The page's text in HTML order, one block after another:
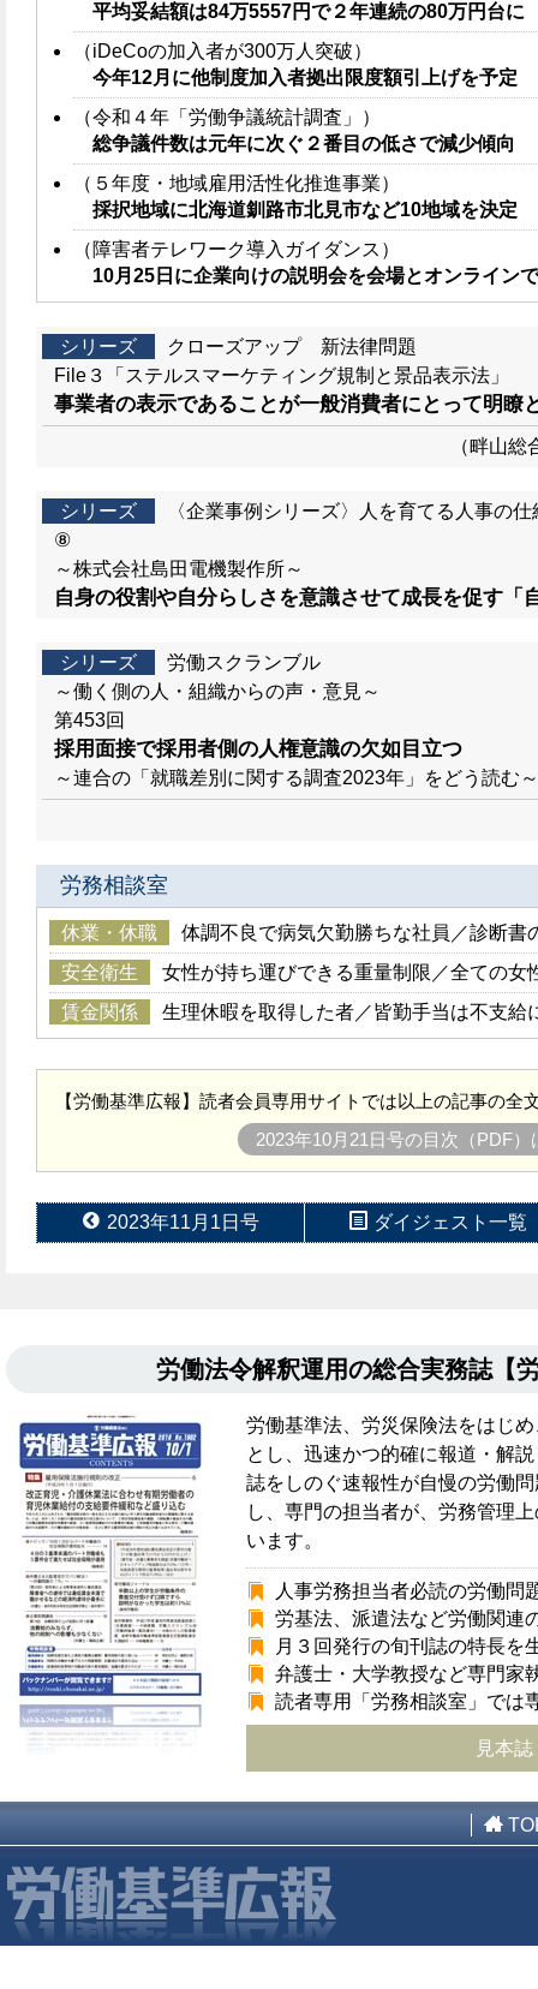
平均妥結額は84万5557円で２年連続の80万円台に
（iDeCoの加入者が300万人突破）
今年12月に他制度加入者拠出限度額引上げを予定
（令和４年「労働争議統計調査」）
総争議件数は元年に次ぐ２番目の低さで減少傾向
（５年度・地域雇用活性化推進事業）
採択地域に北海道釧路市北見市など10地域を決定
（障害者テレワーク導入ガイダンス）
10月25日に企業向けの説明会を会場とオンラインで
シリーズ
クローズアップ 新法律問題
File３「ステルスマーケティング規制と景品表示法」
事業者の表示であることが一般消費者にとって明瞭
（畔山
シリーズ
〈企業事例シリーズ〉人を育てる人事の仕
⑧
～株式会社島田電機製作所～
自身の役割や自分らしさを意識させて成長を促す「
シリーズ
労働スクランブル
～働く側の人・組織からの声・意見～
第453回
採用面接で採用者側の人権意識の欠如目立つ
～連合の「就職差別に関する調査2023年」をどう読む～
労務相談室
休業・休職
体調不良で病気欠勤勝ちな社員／診断書
安全衛生
女性が持ち運びできる重量制限／全ての女
賃金関係
生理休暇を取得した者／皆勤手当は不支給
【労働基準広報】読者会員専用サイトでは以上の記事の全
2023年10月21日号の目次（PDF
2023年11月1日号 ダイジェスト一覧
労働法令解釈運用の総合実務誌
労働基準法、労災保険法をはじ
とし、迅速かつ的確に報道・解
誌をしのぐ速報性が自慢の労働
し、専門の担当者が、労務管理
います。
人事労務担当者必読の労働問
労基法、派遣法など労働関連
月３回発行の旬刊誌の特長を
弁護士・大学教授など専門家
読者専用「労務相談室」では
見本